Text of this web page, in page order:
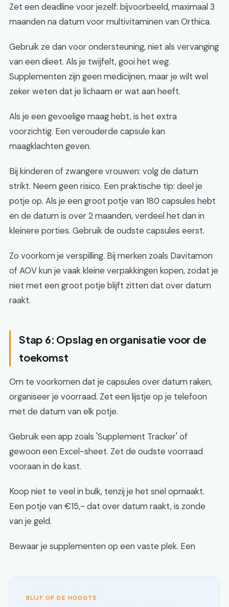
Zet een deadline voor jezelf: bijvoorbeeld, maximaal 3
maanden na datum voor multivitaminen van Orthica.
Gebruik ze dan voor ondersteuning, niet als vervanging
van een dieet. Als je twijfelt, gooi het weg.
Supplementen zijn geen medicijnen, maar je wilt wel
zeker weten dat je lichaam er wat aan heeft.
Als je een gevoelige maag hebt, is het extra
voorzichtig. Een verouderde capsule kan
maagklachten geven.
Bij kinderen of zwangere vrouwen: volg de datum
strikt. Neem geen risico. Een praktische tip: deel je
potje op. Als je een groot potje van 180 capsules hebt
en de datum is over 2 maanden, verdeel het dan in
kleinere porties. Gebruik de oudste capsules eerst.
Zo voorkom je verspilling. Bij merken zoals Davitamon
of AOV kun je vaak kleine verpakkingen kopen, zodat je
niet met een groot potje blijft zitten dat over datum
raakt.
Stap 6: Opslag en organisatie voor de
toekomst
Om te voorkomen dat je capsules over datum raken,
organiseer je voorraad. Zet een lijstje op je telefoon
met de datum van elk potje.
Gebruik een app zoals 'Supplement Tracker' of
gewoon een Excel-sheet. Zet de oudste voorraad
vooraan in de kast.
Koop niet te veel in bulk, tenzij je het snel opmaakt.
Een potje van €15,- dat over datum raakt, is zonde
van je geld.
Bewaar je supplementen op een vaste plek. Een
BLIJF OP DE HOOGTE